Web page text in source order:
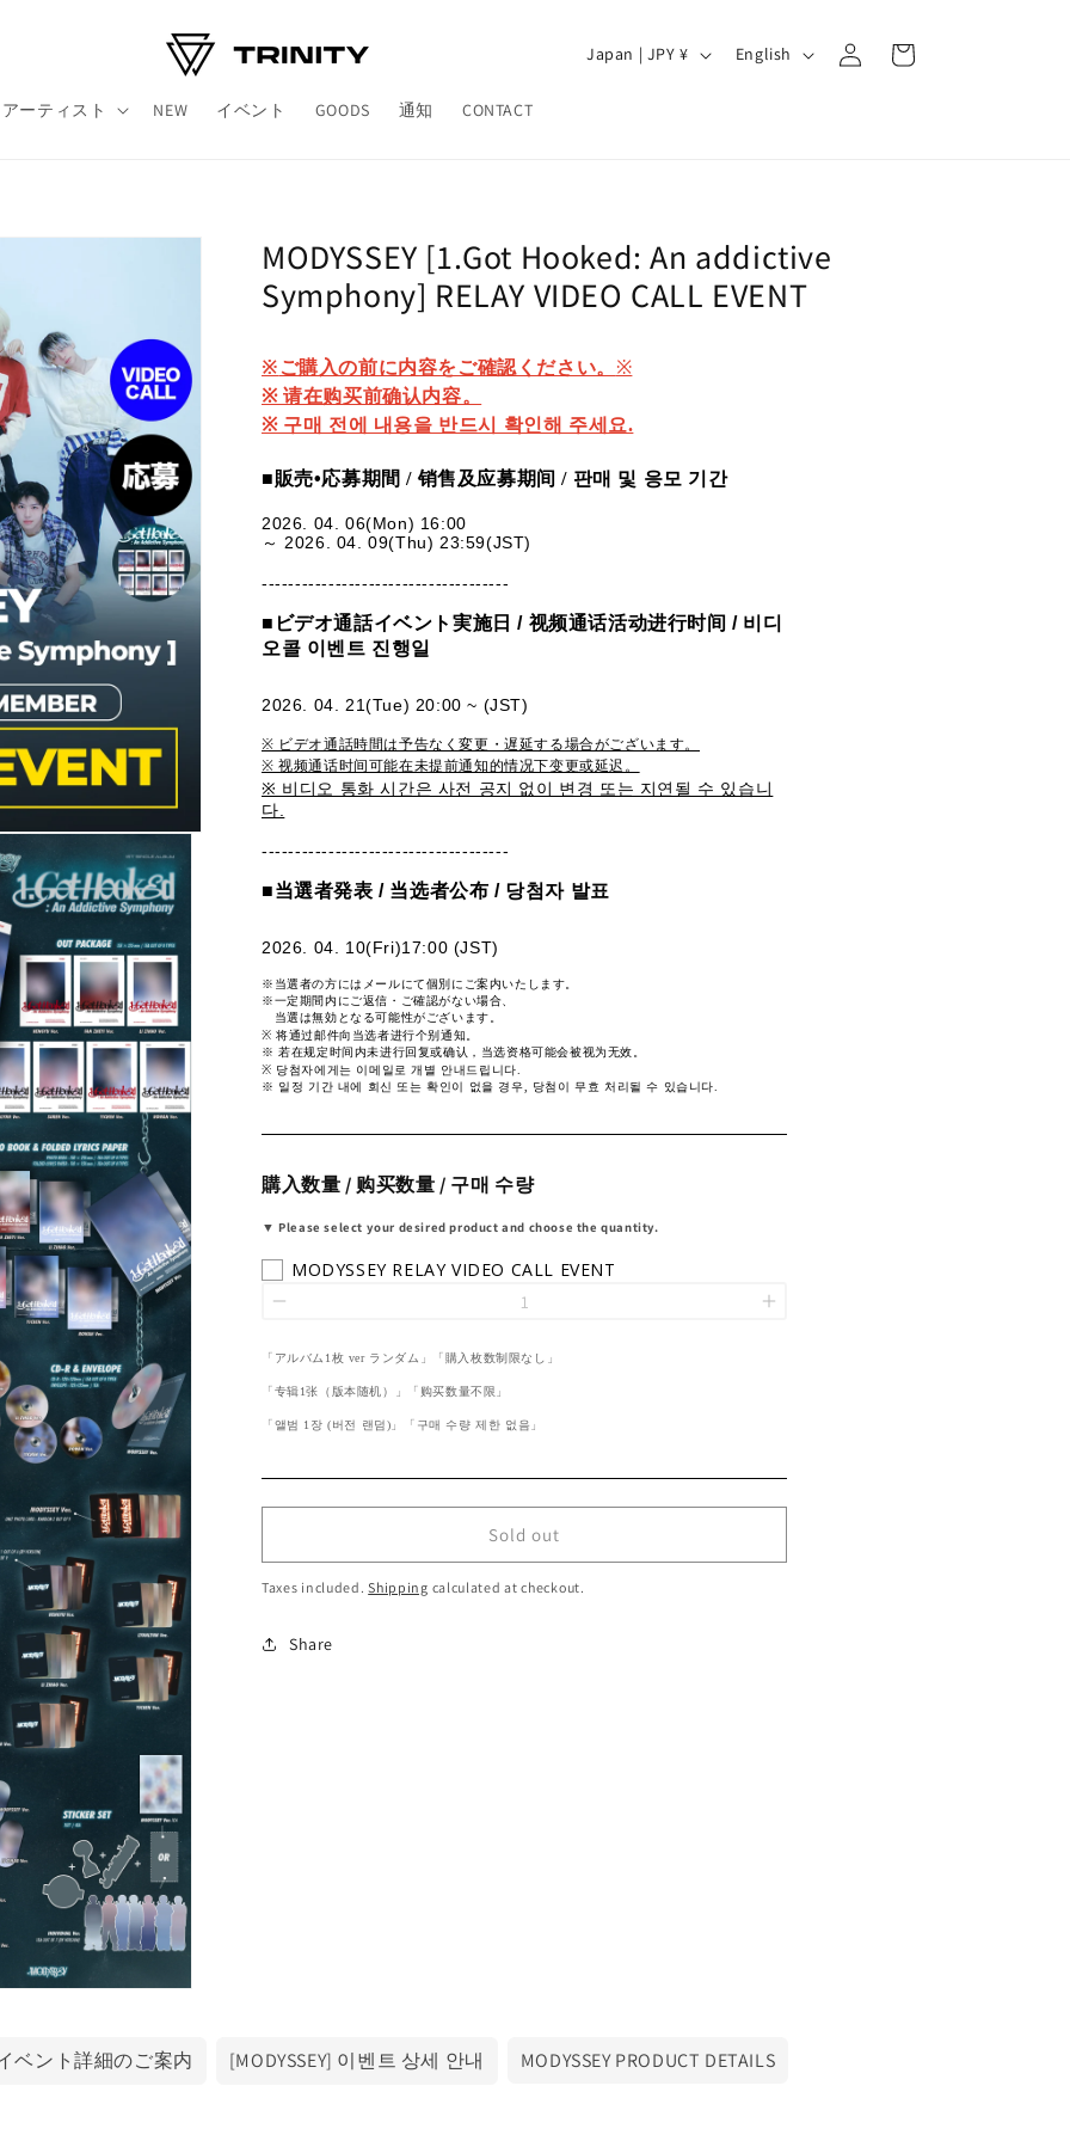
アーティスト NEW イベント GOODS 通知 CONTACT
C
r
y
/
e
g
o
Japan | JPY ¥
a
g
e
English
in
Cart
MODYSSEY [1.Got Hooked: An addictive
Symphony] RELAY VIDEO CALL EVENT
※ ご購入の前に内容をご確認ください。 ※
※ 请在购买前确认内容。
※ 구매 전에 내용을 반드시 확인해 주세요.
■販売•応募期間 /销售及应募期间 / 판매 및 응모 기간
2026. 04. 06(Mon) 16:00
～ 2026. 04. 09(Thu) 23:59(JST)
-------------------------------------
■ ビデオ通話イベント実施日 / 视频通话活动进行时间 / 비디
오콜 이벤트 진행일
2026. 04. 21(Tue) 20:00 ~ (JST)
※ ビデオ通話時間は予告なく変更・遅延する場合がございます。
※ 视频通话时间可能在未提前通知的情况下变更或延迟。
※ 비디오 통화 시간은 사전 공지 없이 변경 또는 지연될 수 있습니
다.
-------------------------------------
■当選者発表 / 当选者公布 / 당첨자 발표
2026. 04. 10(Fri)17:00 (JST)
※当選者の方にはメールにて個別にご案内いたします。
※一定期間内にご返信・ご確認がない場合、
当選は無効となる可能性がございます。
※ 将通过邮件向当选者进行个别通知。
※ 若在规定时间内未进行回复或确认， 当选资格可能会被视为无效。
※ 당첨자에게는 이메일로 개별 안내드립니다.
※ 일정 기간 내에 회신 또는 확인이 없을 경우,
당첨이 무효 처리될 수 있습니다.
購入数量 / 购买数量 / 구매 수량
▼ Please select your desired product and choose the quantity.
MODYSSEY RELAY VIDEO CALL EVENT
「アルバム1枚 ver ランダム」「購入枚数制限なし」
「专辑1张（版本随机）」「购买数量不限 」
「앨범 1장 (버전 랜덤)」「구매 수량 제한 없음」
Sold out
Taxes included.Shipping calculated at checkout.
Share
イベント詳細のご案内 [MODYSSEY] 이벤트 상세 안내 MODYSSEY PRODUCT DETAILS